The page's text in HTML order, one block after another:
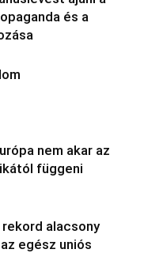
és a
nem akar az
függeni
rekord alacsony
egész uniós